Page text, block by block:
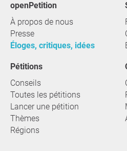
openPetition
À propos de nous
Presse
Éloges, critiques, idées
Pétitions
Conseils
Toutes les pétitions
Lancer une pétition
Thèmes
Régions